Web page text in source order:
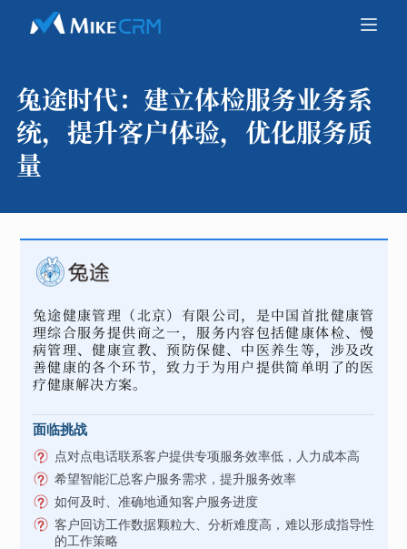
兔途时代： 建立体检服务业务系
统，提升客户体验，优化服务质
量
兔途健康管理（北京）有限公司，是中国首批健康管
理综合服务提供商之一，服务内容包括健康体检、慢
病管理、健康宣教、预防保健、中医养生等，涉及改
善健康的各个环节，致力于为用户提供简单明了的医
疗健康解决方案。
面临挑战
点对点电话联系客户提供专项服务效率低，人力成本高
希望智能汇总客户服务需求，提升服务效率
如何及时、准确地通知客户服务进度
客户回访工作数据颗粒大、分析难度高，难以形成指导性
的工作策略